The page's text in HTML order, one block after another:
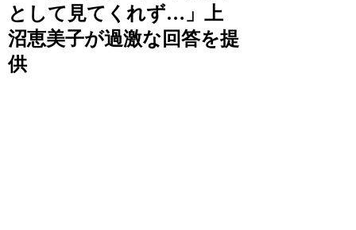
として見てくれず…」上
沼恵美子が過激な回答を提
供